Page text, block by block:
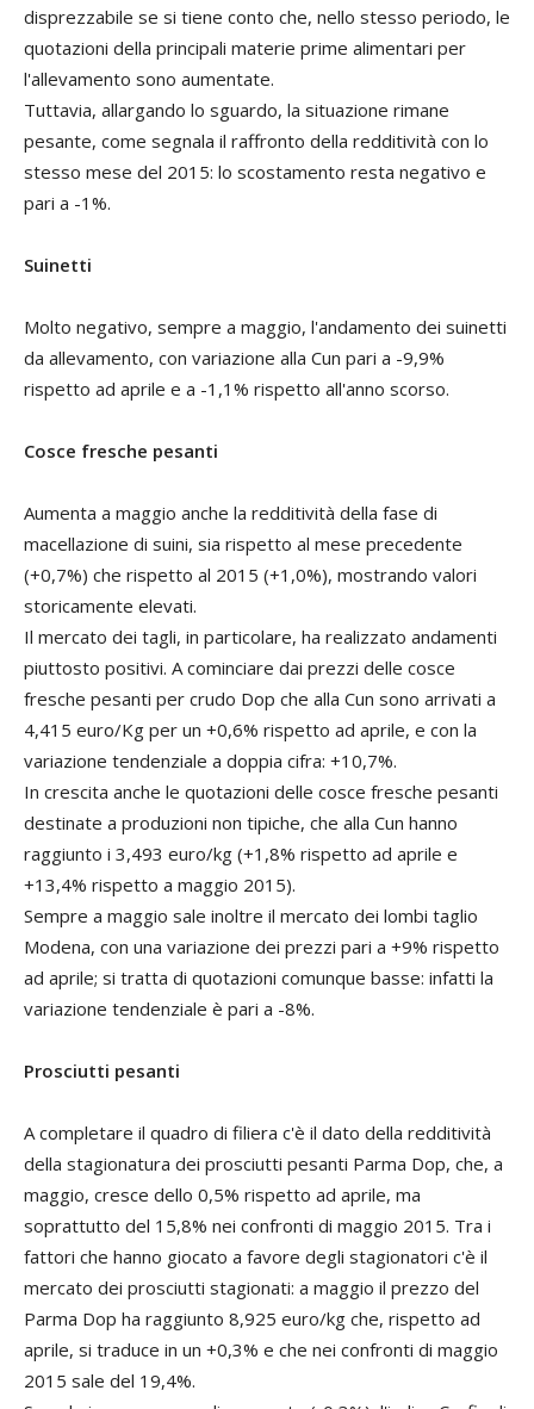
disprezzabile se si tiene conto che, nello stesso periodo, le
quotazioni della principali materie prime alimentari per
l'allevamento sono aumentate.
Tuttavia, allargando lo sguardo, la situazione rimane
pesante, come segnala il raffronto della redditività con lo
stesso mese del 2015: lo scostamento resta negativo e
pari a -1%.
Suinetti
Molto negativo, sempre a maggio, l'andamento dei suinetti
da allevamento, con variazione alla Cun pari a -9,9%
rispetto ad aprile e a -1,1% rispetto all'anno scorso.
Cosce fresche pesanti
Aumenta a maggio anche la redditività della fase di
macellazione di suini, sia rispetto al mese precedente
(+0,7%) che rispetto al 2015 (+1,0%), mostrando valori
storicamente elevati.
Il mercato dei tagli, in particolare, ha realizzato andamenti
piuttosto positivi. A cominciare dai prezzi delle cosce
fresche pesanti per crudo Dop che alla Cun sono arrivati a
4,415 euro/Kg per un +0,6% rispetto ad aprile, e con la
variazione tendenziale a doppia cifra: +10,7%.
In crescita anche le quotazioni delle cosce fresche pesanti
destinate a produzioni non tipiche, che alla Cun hanno
raggiunto i 3,493 euro/kg (+1,8% rispetto ad aprile e
+13,4% rispetto a maggio 2015).
Sempre a maggio sale inoltre il mercato dei lombi taglio
Modena, con una variazione dei prezzi pari a +9% rispetto
ad aprile; si tratta di quotazioni comunque basse: infatti la
variazione tendenziale è pari a -8%.
Prosciutti pesanti
A completare il quadro di filiera c'è il dato della redditività
della stagionatura dei prosciutti pesanti Parma Dop, che, a
maggio, cresce dello 0,5% rispetto ad aprile, ma
soprattutto del 15,8% nei confronti di maggio 2015. Tra i
fattori che hanno giocato a favore degli stagionatori c'è il
mercato dei prosciutti stagionati: a maggio il prezzo del
Parma Dop ha raggiunto 8,925 euro/kg che, rispetto ad
aprile, si traduce in un +0,3% e che nei confronti di maggio
2015 sale del 19,4%.